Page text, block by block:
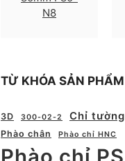
N8
TỪ KHÓA SẢN PHẨM
3D 300-02-2 Chỉ tường
Phào chân
Phào chỉ HNC